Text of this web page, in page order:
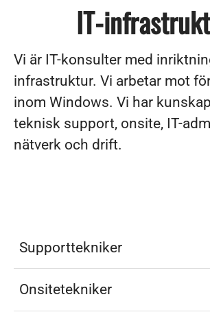
IT-
Vi är IT-konsulter med
infrastruktur. Vi arbetar mot
inom Windows. Vi har
teknisk support, onsite, IT-
nätverk och drift.
Supporttekniker
Onsitetekniker